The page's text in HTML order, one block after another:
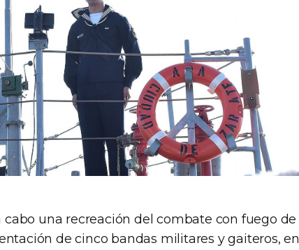
una recreación del combate con fuego de
de cinco bandas militares y gaiteros, en